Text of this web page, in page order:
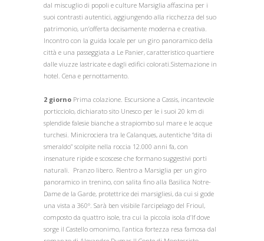
dal miscuglio di popoli e culture Marsiglia affascina per i
suoi contrasti autentici, aggiungendo alla ricchezza del suo
patrimonio, un’offerta decisamente moderna e creativa.
Incontro con la guida locale per un giro panoramico della
città e una passeggiata a Le Panier, caratteristico quartiere
dalle viuzze lastricate e dagli edifici colorati.Sistemazione in
hotel. Cena e pernottamento.
2 giorno Prima colazione. Escursione a Cassis, incantevole
porticciolo, dichiarato sito Unesco per le i suoi 20 km di
splendide falesie bianche a strapiombo sul mare e le acque
turchesi. Minicrociera tra le Calanques, autentiche “dita di
smeraldo” scolpite nella roccia 12.000 anni fa, con
insenature ripide e scoscese che formano suggestivi porti
naturali. Pranzo libero. Rientro a Marsiglia per un giro
panoramico in trenino, con salita fino alla Basilica Notre-
Dame de la Garde, protettrice dei marsigliesi, da cui si gode
una vista a 360°. Sarà ben visibile l’arcipelago del Frioul,
composto da quattro isole, tra cui la piccola isola d’If dove
sorge il Castello omonimo, l’antica fortezza resa famosa dal